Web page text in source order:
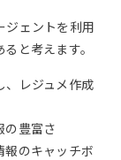
ジェントを利用
と考えます。
、レジュメ作成
の豊富さ
報のキャッチボ